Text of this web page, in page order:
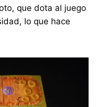
que dota al juego
lo que hace